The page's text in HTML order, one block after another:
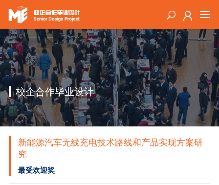
校企合作毕业设计
新能源汽车无线充电技术路线和产品实现方案研
究
最受欢迎奖